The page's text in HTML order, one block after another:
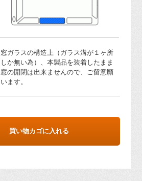
窓ガラスの構造上（ガラス溝が１ヶ所
しか無い為）、本製品を装着したまま
窓の開閉は出来ませんので、ご留意願
います。
買い物カゴに入れる